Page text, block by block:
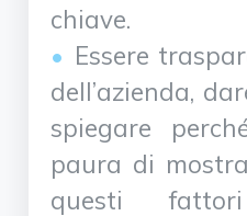
chiave.
Essere
dell’azienda,
spiegare
paura di
questi